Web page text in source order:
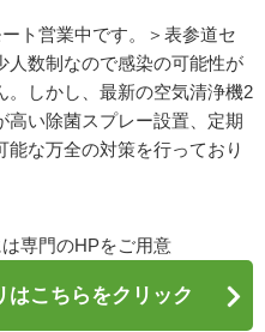
ト営業中です。＞表参道セ
人数制なので感染の可能性が
。しかし、最新の空気清浄機2
高い除菌スプレー設置、定期
な万全の対策を行っており
専門のHPをご用意
はこちらをクリック